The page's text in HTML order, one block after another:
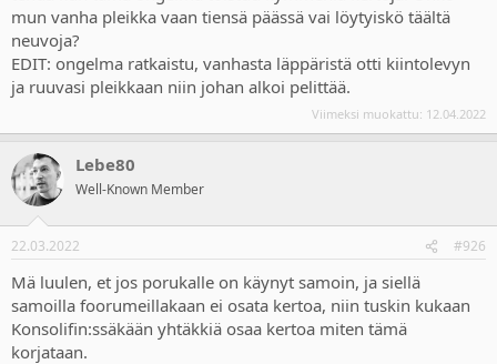
mun vanha pleikka vaan tiensä päässä vai löytyiskö täältä
neuvoja?
EDIT: ongelma ratkaistu, vanhasta läppäristä otti kiintolevyn
ja ruuvasi pleikkaan niin johan alkoi pelittää.
Viimeksi muokattu: 12.04.2022
Lebe80
Well-Known Member
22.03.2022 #926
Mä luulen, et jos porukalle on käynyt samoin, ja siellä
samoilla foorumeillakaan ei osata kertoa, niin tuskin kukaan
Konsolifin:ssäkään yhtäkkiä osaa kertoa miten tämä
korjataan.